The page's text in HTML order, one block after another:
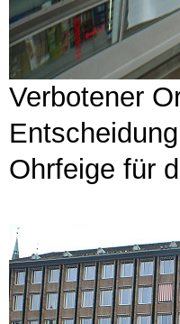
Verbotener
Ohrfeige für